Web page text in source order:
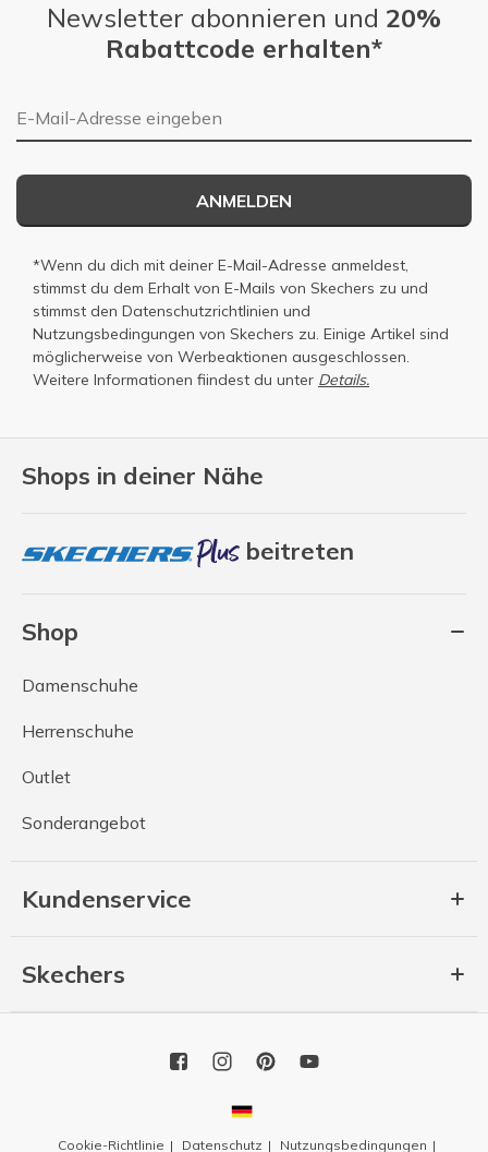
Shops in deiner Nähe
beitreten
Shop
Damenschuhe
Herrenschuhe
Outlet
Sonderangebot
Kundenservice
Skechers
Newsletter abonnieren und 20%
Rabattcode erhalten*
E-Mail-Adresse
ANMELDEN
*Wenn du dich mit deiner E-Mail-Adresse anmeldest,
stimmst du dem Erhalt von E-Mails von Skechers zu und
stimmst den Datenschutzrichtlinien und
Nutzungsbedingungen von Skechers zu. Einige Artikel sind
möglicherweise von Werbeaktionen ausgeschlossen.
Weitere Informationen fiindest du unter Details.
Cookie-Richtlinie Datenschutz Nutzungsbedingungen